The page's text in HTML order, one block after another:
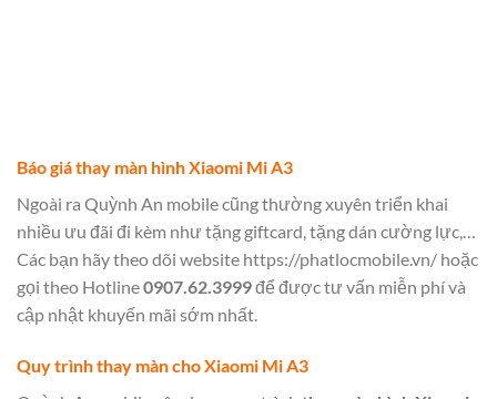
Báo giá thay màn hình Xiaomi Mi A3
Ngoài ra Quỳnh An mobile cũng thường xuyên triển khai
nhiều ưu đãi đi kèm như tặng giftcard, tặng dán cường lực,…
Các bạn hãy theo dõi website https://phatlocmobile.vn/ hoặc
gọi theo Hotline0907.62.3999để được tư vấn miễn phí và
cập nhật khuyến mãi sớm nhất.
Quy trình thay màn cho Xiaomi Mi A3